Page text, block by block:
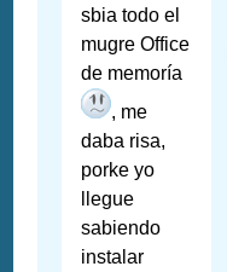
sbia todo el
mugre Office
de memoría
, me
daba risa,
porke yo
llegue
sabiendo
instalar